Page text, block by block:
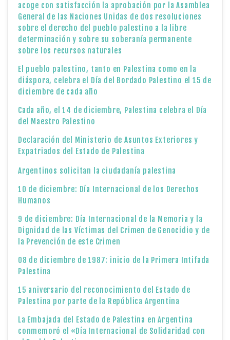
acoge con satisfacción la aprobación por la Asamblea
General de las Naciones Unidas de dos resoluciones
sobre el derecho del pueblo palestino a la libre
determinación y sobre su soberanía permanente
sobre los recursos naturales
El pueblo palestino, tanto en Palestina como en la
diáspora, celebra el Día del Bordado Palestino el 15 de
diciembre de cada año
Cada año, el 14 de diciembre, Palestina celebra el Día
del Maestro Palestino
Declaración del Ministerio de Asuntos Exteriores y
Expatriados del Estado de Palestina
Argentinos solicitan la ciudadanía palestina
10 de diciembre: Día Internacional de los Derechos
Humanos
9 de diciembre: Día Internacional de la Memoria y la
Dignidad de las Víctimas del Crimen de Genocidio y de
la Prevención de este Crimen
08 de diciembre de 1987: inicio de la Primera Intifada
Palestina
15 aniversario del reconocimiento del Estado de
Palestina por parte de la República Argentina
La Embajada del Estado de Palestina en Argentina
conmemoró el «Día Internacional de Solidaridad con